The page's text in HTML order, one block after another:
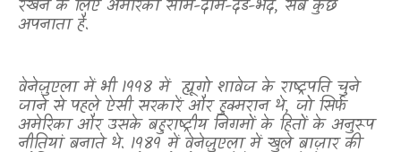
रखने के लिए अमेरिका साम-दाम-दंड-भेद, सब कुछ
अपनाता है.
वेनेज़ुएला में भी 1998 में ह्यूगो शावेज के राष्ट्रपति चुने
जाने से पहले ऐसी सरकारें और हुक्मरान थे, जो सिर्फ
अमेरिका और उसके बहुराष्ट्रीय निगमों के हितों के अनुरूप
नीतियां बनाते थे. 1989 में वेनेज़ुएला में खुले बाज़ार की